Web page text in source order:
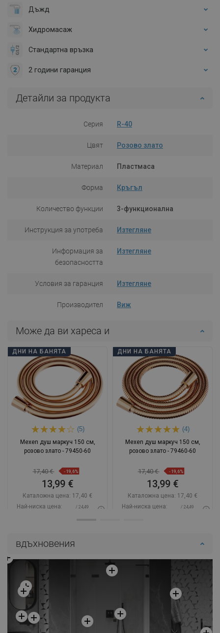
Дъжд
Хидромасаж
Стандартна връзка
2 години гаранция
Детайли за продукта
Серия R-40
Цвят Розово злато
Материал Пластмаса
Форма Кръгъл
Количество функции 3-функционална
Инструкция за употреба Изтегляне
Информация за
безопасността
Изтегляне
Условия за гаранция Изтегляне
Производител Виж
Може да ви хареса и
ДНИ НА БАНЯТА
(5)
Mexen душ маркуч 150 см,
розово злато - 79450-60
17,40 € -19,6%
13,99 €
Каталожна цена: 17,40 €
Най-ниска цена:
/ 24,49
Добави в количката
favorite_border Любима
Сравнете
ДНИ НА БАНЯТА
(4)
Mexen душ маркуч 150 см,
розово злато - 79460-60
17,40 € -19,6%
13,99 €
Каталожна цена: 17,40 €
Най-ниска цена:
/ 24,49
Добави в количката
favorite_border Любима
Сравнете
вдъхновения